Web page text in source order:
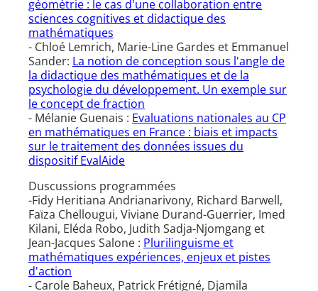
géométrie : le cas d'une collaboration entre
sciences cognitives et didactique des
mathématiques
- Chloé Lemrich, Marie-Line Gardes et Emmanuel
Sander: La notion de conception sous l'angle de
la didactique des mathématiques et de la
psychologie du développement. Un exemple sur
le concept de fraction
- Mélanie Guenais : Evaluations nationales au CP
en mathématiques en France : biais et impacts
sur le traitement des données issues du
dispositif EvalAide
Duscussions programmées
-Fidy Heritiana Andrianarivony, Richard Barwell,
Faïza Chellougui, Viviane Durand-Guerrier, Imed
Kilani, Eléda Robo, Judith Sadja-Njomgang et
Jean-Jacques Salone : Plurilinguisme et
mathématiques expériences, enjeux et pistes
d'action
- Carole Baheux, Patrick Frétigné, Djamila